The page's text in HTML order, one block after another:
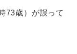
73歳）が誤って